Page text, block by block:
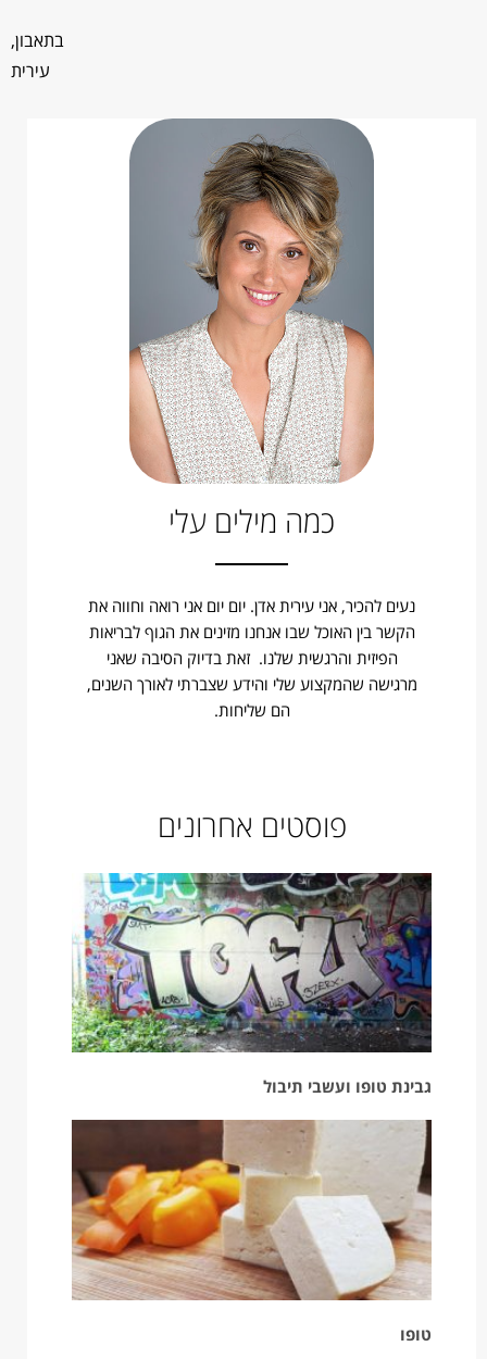
כמה מילים עלי
נעים להכיר, אני עירית אדן. יום יום אני רואה וחווה את
הקשר בין האוכל שבו אנחנו מזינים את הגוף לבריאות
הפיזית והרגשית שלנו. זאת בדיוק הסיבה שאני
מרגישה שהמקצוע שלי והידע שצברתי לאורך השנים,
הם שליחות.
פוסטים אחרונים
גבינת טופו ועשבי תיבול
טופו
בתאבון,
עירית